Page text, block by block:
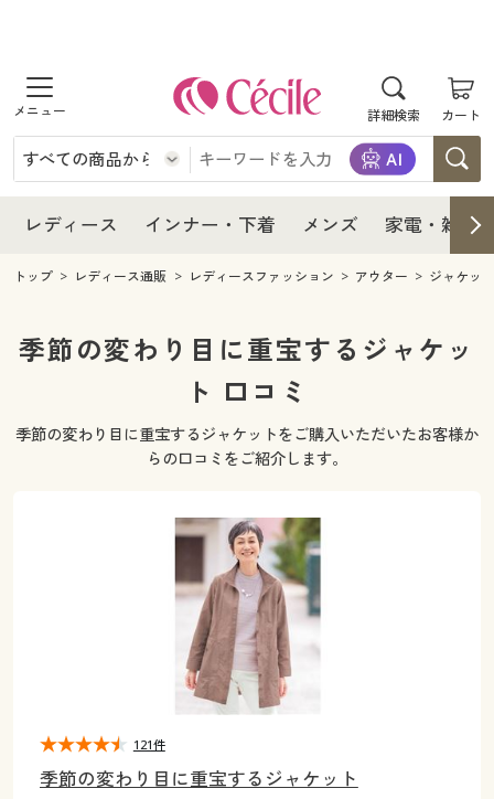
詳細検索 カート
商品を探す
レディース
レディースファッション
女性下着
インナー・下着
インナー・下着通販すべて
女性下着
ジュニア・ティーンズ下着
メンズ
メンズ通販すべて
家電・雑貨
キッチン・雑貨・日用品
寝具・インテリア・家具
寝具・インテリア・家具通販すべて
カーテン・ラグ・ファブリック
美容・健康通販すべて
美容・健康・サプリメント
制服・スクールすべて
ジュニア・ティーンズ下着
大きいサイズ通販すべて
大きいサイズ レディース服
大きいサイズ レディース下着
レディース インナー・下着 メンズ 家電・雑貨
レディース
レディース通販すべて
レディースファッション
インナー・下着
インナー・下着通販すべて
ジュニア・ティーンズ下着
メンズ
キッチン・雑貨・日用品
寝具・インテリア・家具通販すべて
家具・収納
カーテン・ラグ・ファブリック
美容・健康通販すべて
制服・スクール
ジュニア・ティーンズ下着
大きいサイズ レディース服
大きいサイズ レディース下着
大きいサイズ メンズ
カタログ
トップ レディース通販 レディースファッション アウター ジャケッ
季節の変わり目に重宝するジャケッ
ト 口コミ
季節の変わり目に重宝するジャケットをご購入いただいたお客様か
らの口コミをご紹介します。
季節の変わり目に重宝するジャケット
121件